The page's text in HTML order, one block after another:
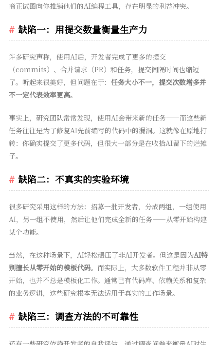
商正试图向你推销他们的AI编程工具，存在明显的利益冲突。
缺陷一：用提交数量衡量生产力
许多研究声称，使用AI后，开发者完成了更多的提交
（commits）、合并请求（PR）和任务，提交间隔时间也缩短
了。听起来很美好，但问题在于： 任务大小不一，提交次数增多并
不一定代表效率更高。
事实上，研究团队常常发现，使用AI会带来新的任务——而这些新
任务往往是为了修复AI先前编写的代码中的漏洞。这就像在原地打
转：你确实提交了更多代码，但很大一部分是在收拾AI留下的烂摊
子。
缺陷二：不真实的实验环境
很多研究采用这样的方法：招募一批开发者，分成两组，一组使用
AI，另一组不使用，然后让他们完成全新的任务——从零开始构建
某个功能。
当然，在这种场景下，AI轻松碾压了非AI开发者。但这是因为AI特
别擅长从零开始的模板代码。而实际上，大多数软件工程并非从零
开始，也并不总是模板化工作。通常已有代码库、依赖关系和复杂
的业务逻辑，这些研究根本无法适用于真实的工作场景。
缺陷三：调查方法的不可靠性